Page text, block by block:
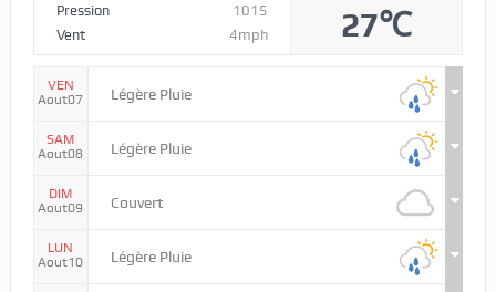
Pression
1015
Vent
4mph 27℃
VEN
Aout07
Légère Pluie
SAM
Aout08
Légère Pluie
DIM
Aout09
Couvert
LUN
Aout10
Légère Pluie